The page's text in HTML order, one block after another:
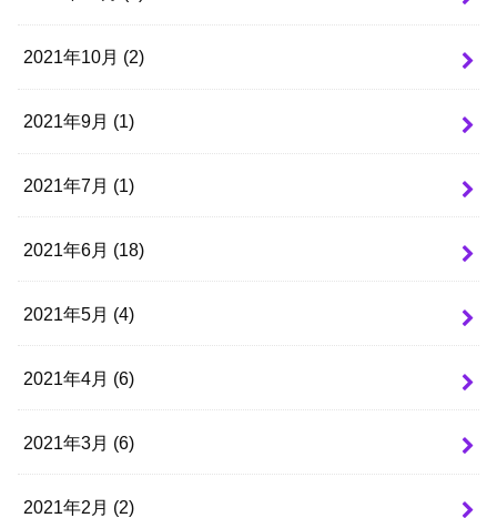
2021年10月 (2)
2021年9月 (1)
2021年7月 (1)
2021年6月 (18)
2021年5月 (4)
2021年4月 (6)
2021年3月 (6)
2021年2月 (2)